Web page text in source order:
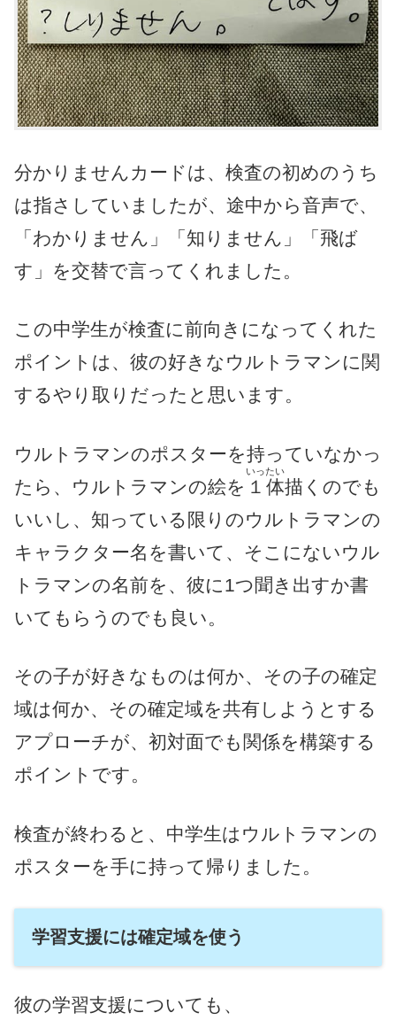
分かりませんカードは、検査の初めのうち
は指さしていましたが、途中から音声で、
「わかりません」「知りません」「飛ば
す」を交替で言ってくれました。
この中学生が検査に前向きになってくれた
ポイントは、彼の好きなウルトラマンに関
するやり取りだったと思います。
ウルトラマンのポスターを持っていなかっ
たら、ウルトラマンの絵を １体
いったい
描くのでも
いいし、知っている限りのウルトラマンの
キャラクター名を書いて、そこにないウル
トラマンの名前を、彼に1つ聞き出すか書
いてもらうのでも良い。
その子が好きなものは何か、その子の確定
域は何か、その確定域を共有しようとする
アプローチが、初対面でも関係を構築する
ポイントです。
検査が終わると、中学生はウルトラマンの
ポスターを手に持って帰りました。
学習支援には確定域を使う
彼の学習支援についても、